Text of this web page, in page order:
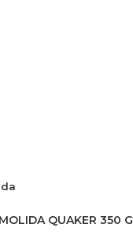
QUAKER 350 G